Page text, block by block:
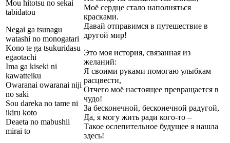
Mou hitotsu no sekai
tabidatou
Negai ga tsunagu
watashi no monogatari
Kono te ga tsukuridasu
egaotachi
Ima ga kiseki ni
kawatteiku
Owaranai owaranai niji
no saki
Sou dareka no tame ni
ikiru koto
Deaeta no mabushii
mirai to
Моё сердце стало наполняться
красками.
Давай отправимся в путешествие в
другой мир!
Это моя история, связанная из
желаний:
Я своими руками помогаю улыбкам
расцвести,
Отчего моё настоящее превращается в
чудо!
За бесконечной, бесконечной радугой,
Да, я могу жить ради кого-то –
Такое ослепительное будущее я нашла
здесь!